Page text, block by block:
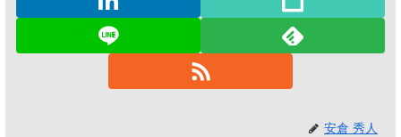
安倉 秀人